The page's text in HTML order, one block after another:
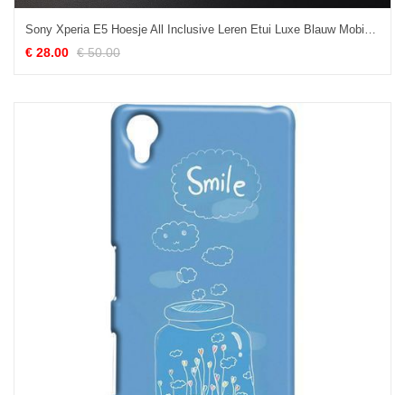
Sony Xperia E5 Hoesje All Inclusive Leren Etui Luxe Blauw Mobiele Telefoon Online
€ 28.00 € 50.00